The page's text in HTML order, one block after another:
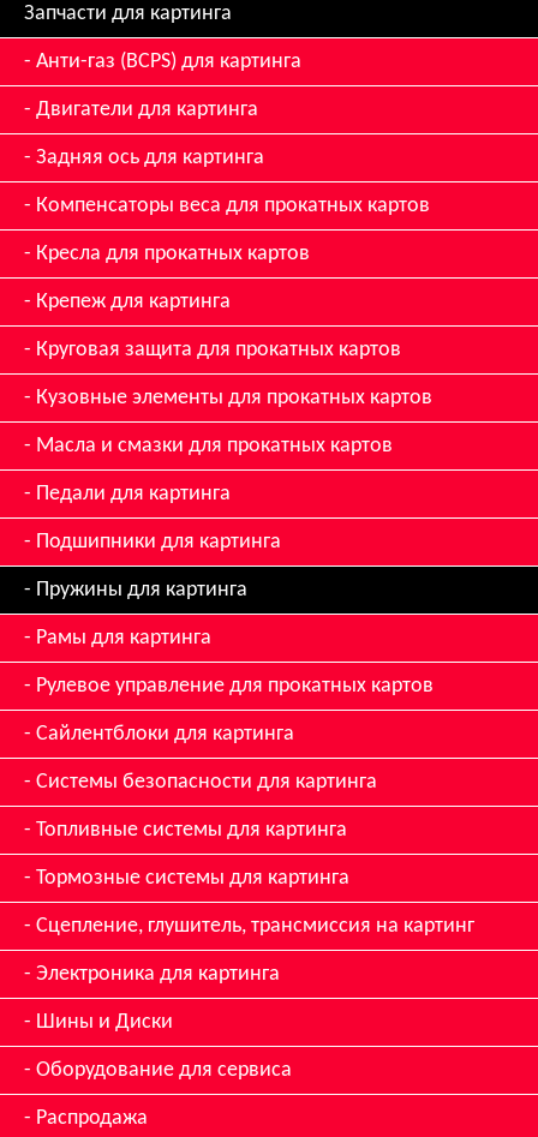
Запчасти для картинга
Анти-газ (BCPS) для картинга
Двигатели для картинга
Задняя ось для картинга
Компенсаторы веса для прокатных картов
Кресла для прокатных картов
Крепеж для картинга
Круговая защита для прокатных картов
Кузовные элементы для прокатных картов
Масла и смазки для прокатных картов
Педали для картинга
Подшипники для картинга
Пружины для картинга
Рамы для картинга
Рулевое управление для прокатных картов
Сайлентблоки для картинга
Системы безопасности для картинга
Топливные системы для картинга
Тормозные системы для картинга
Сцепление, глушитель, трансмиссия на картинг
Электроника для картинга
Шины и Диски
Оборудование для сервиса
Распродажа